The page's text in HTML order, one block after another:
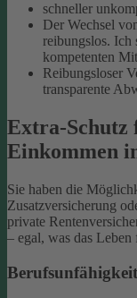
schneller
Der Wechsel
reibungslos. Ich
kompetenten
Reibungsloser
transparente
Extra-
Einkommen
Sie haben die
Zusatzversicherung
private
– egal, was das